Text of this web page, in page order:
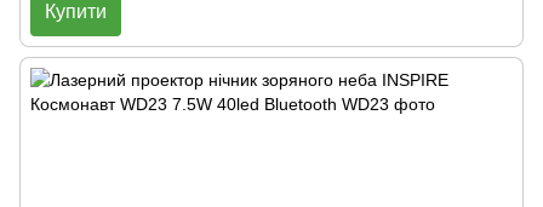
Купити